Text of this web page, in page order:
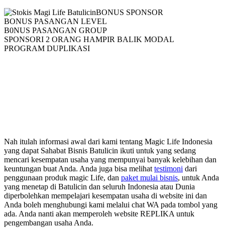
BONUS SPONSOR
BONUS PASANGAN LEVEL
B0NUS PASANGAN GROUP
SPONSORI 2 ORANG HAMPIR BALIK MODAL
PROGRAM DUPLIKASI
Nah itulah informasi awal dari kami tentang Magic Life Indonesia
yang dapat Sahabat Bisnis Batulicin ikuti untuk yang sedang
mencari kesempatan usaha yang mempunyai banyak kelebihan dan
keuntungan buat Anda. Anda juga bisa melihat testimoni dari
penggunaan produk magic Life, dan paket mulai bisnis, untuk Anda
yang menetap di Batulicin dan seluruh Indonesia atau Dunia
diperbolehkan mempelajari kesempatan usaha di website ini dan
Anda boleh menghubungi kami melalui chat WA pada tombol yang
ada. Anda nanti akan memperoleh website REPLIKA untuk
pengembangan usaha Anda.